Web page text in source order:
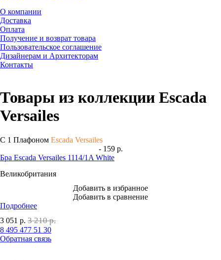
О компании
Доставка
Оплата
Получение и возврат товара
Пользовательское соглашение
Дизайнерам и Архитекторам
Контакты
Товары из коллекции Escada
Versailes
С 1 Плафоном Escada Versailes
- 159 р.
Бра Escada Versailes 1114/1A White
Великобритания
Добавить в избранное
Добавить в сравнение
Подробнее
3 051 р. 3 210 р.
8 495 477 51 30
Обратная связь